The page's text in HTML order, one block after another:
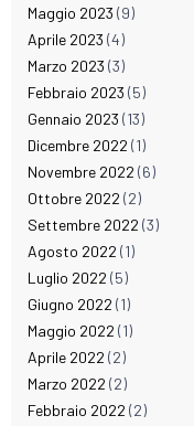
Maggio 2023 (9)
Aprile 2023 (4)
Marzo 2023 (3)
Febbraio 2023 (5)
Gennaio 2023 (13)
Dicembre 2022 (1)
Novembre 2022 (6)
Ottobre 2022 (2)
Settembre 2022 (3)
Agosto 2022 (1)
Luglio 2022 (5)
Giugno 2022 (1)
Maggio 2022 (1)
Aprile 2022 (2)
Marzo 2022 (2)
Febbraio 2022 (2)